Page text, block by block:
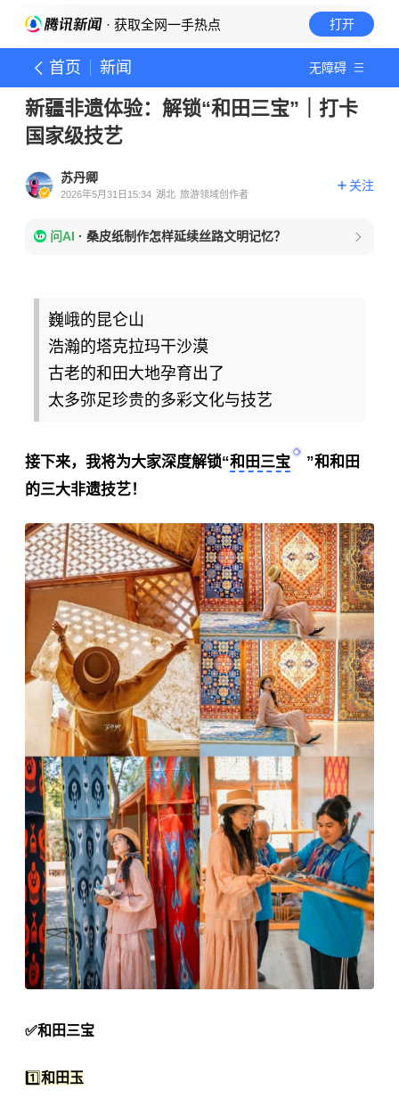
· 获取全网一手热点 打开
首页 新闻 无障碍
新疆非遗体验：解锁“和田三宝”｜打卡
国家级技艺
苏丹卿
2026年5月31日15:34 湖北 旅游领域创作者
关注
问AI · 桑皮纸制作怎样延续丝路文明记忆？
巍峨的昆仑山
浩瀚的塔克拉玛干沙漠
古老的和田大地孕育出了
太多弥足珍贵的多彩文化与技艺
接下来，我将为大家深度解锁“和田三宝
”和和田
的三大非遗技艺！
✅和田三宝
1️⃣和田玉